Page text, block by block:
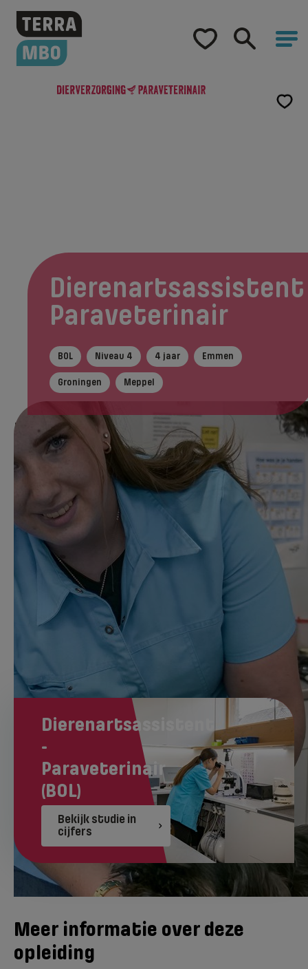
Home
Dierenartsassistent
Paraveterinair
BOL Niveau 4 4 jaar Emmen
Groningen Meppel
In het kort Tijdens je opleiding Na je
Direct aanmelden
Hoe tevreden zijn studenten die deze
opleiding volgen? Hoeveel studenten
slagen? En hoe groot is de kans op werk na
deze opleiding? Studie in Cijfers laat het
Dierenartsassistent
-
Paraveterinair
(BOL)
Bekijk studie in
cijfers
Meer informatie over deze
opleiding